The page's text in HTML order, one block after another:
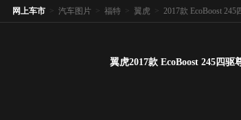
网上车市 > 汽车图片 > 福特 > 翼虎 > 2017款 EcoBoost 245
翼虎2017款 EcoBoost 245四驱